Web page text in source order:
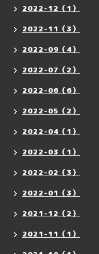
2022-12（1）
2022-11（3）
2022-09（4）
2022-07（2）
2022-06（6）
2022-05（2）
2022-04（1）
2022-03（1）
2022-02（3）
2022-01（3）
2021-12（2）
2021-11（1）